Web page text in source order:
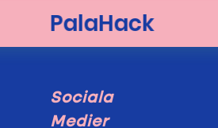
Sociala
Medier